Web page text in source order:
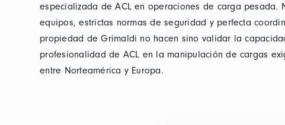
especializada de ACL en operaciones de carga pesada.
equipos, estrictas normas de seguridad y perfecta
propiedad de Grimaldi no hacen sino validar la
profesionalidad de ACL en la manipulación de cargas
entre Norteamérica y Europa.